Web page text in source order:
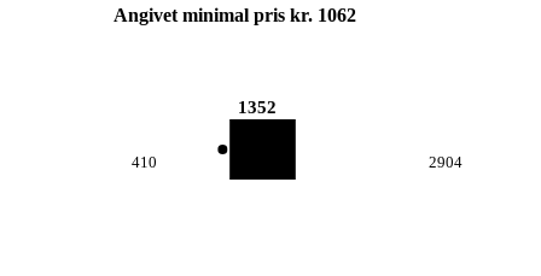
Angivet minimal pris kr. 1062
410
1352
2904